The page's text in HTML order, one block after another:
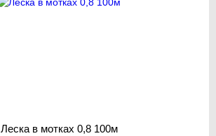
Леска в мотках 0,8 100м